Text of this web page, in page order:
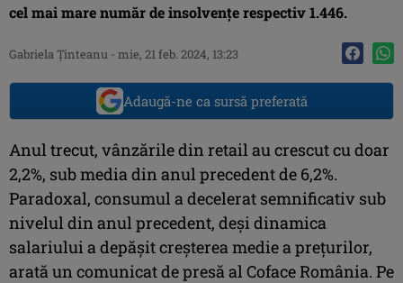
cel mai mare număr de insolvențe respectiv 1.446.
Gabriela Ţinteanu - mie, 21 feb. 2024, 13:23
Adaugă-ne ca sursă preferată
Anul trecut, vânzările din retail au crescut cu doar
2,2%, sub media din anul precedent de 6,2%.
Paradoxal, consumul a decelerat semnificativ sub
nivelul din anul precedent, deși dinamica
salariului a depășit creșterea medie a prețurilor,
arată un comunicat de presă al Coface România. Pe